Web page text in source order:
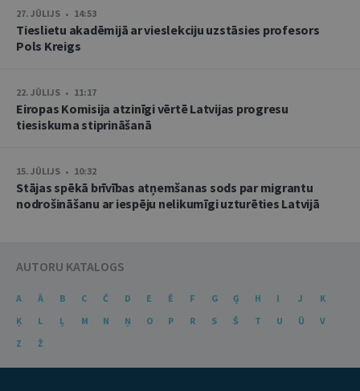
27. JŪLIJS • 14:53
Tieslietu akadēmijā ar vieslekciju uzstāsies profesors
Pols Kreigs
22. JŪLIJS • 11:17
Eiropas Komisija atzinīgi vērtē Latvijas progresu
tiesiskuma stiprināšanā
15. JŪLIJS • 10:32
Stājas spēkā brīvības atņemšanas sods par migrantu
nodrošināšanu ar iespēju nelikumīgi uzturēties Latvijā
AUTORU KATALOGS
A Ā B C Č D E Ē F G Ģ H I J
K
Ķ
L Ļ M N Ņ O P R S Š T U Ū
V
Z
Ž